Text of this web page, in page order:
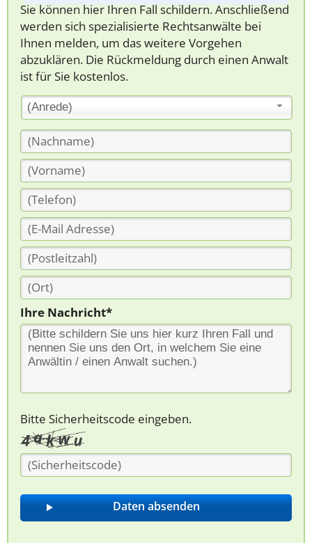
Sie können hier Ihren Fall schildern. Anschließend
werden sich spezialisierte Rechtsanwälte bei
Ihnen melden, um das weitere Vorgehen
abzuklären. Die Rückmeldung durch einen Anwalt
ist für Sie kostenlos.
(Anrede)
Ihre Nachricht*
Bitte Sicherheitscode eingeben.